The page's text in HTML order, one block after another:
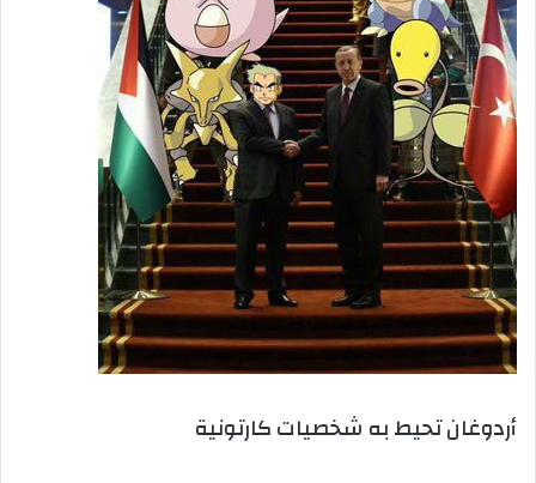
أردوغان تحيط به شخصيات كارتونية